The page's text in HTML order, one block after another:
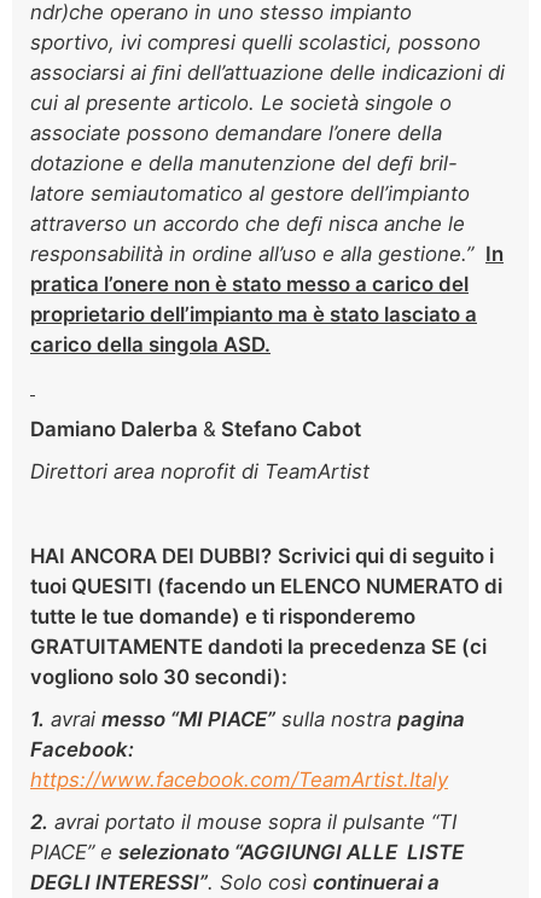
ndr)che operano in uno stesso impianto
sportivo, ivi compresi quelli scolastici, possono
associarsi ai ﬁni dell’attuazione delle indicazioni di
cui al presente articolo. Le società singole o
associate possono demandare l’onere della
dotazione e della manutenzione del deﬁ bril-
latore semiautomatico al gestore dell’impianto
attraverso un accordo che deﬁ nisca anche le
responsabilità in ordine all’uso e alla gestione.” In
pratica l’onere non è stato messo a carico del
proprietario dell’impianto ma è stato lasciato a
carico della singola ASD.
Damiano Dalerba & Stefano Cabot
Direttori area noprofit di TeamArtist
HAI ANCORA DEI DUBBI? Scrivici qui di seguito i
tuoi QUESITI (facendo un ELENCO NUMERATO di
tutte le tue domande) e ti risponderemo
GRATUITAMENTE dandoti la precedenza SE (ci
vogliono solo 30 secondi):
1. avrai messo “MI PIACE” sulla nostra pagina
Facebook:
https://www.facebook.com/TeamArtist.Italy
2. avrai portato il mouse sopra il pulsante “TI
PIACE” e selezionato “AGGIUNGI ALLE LISTE
DEGLI INTERESSI”. Solo così continuerai a